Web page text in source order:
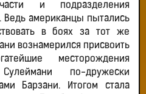
и подразделения
Ведь американцы пытались
в боях за тот же
вознамерился присвоить
месторождения
по-дружески
Барзани. Итогом стала